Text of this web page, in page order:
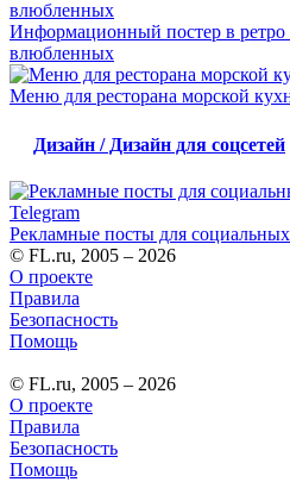
Информационный постер в ретро
влюбленных
Меню для ресторана морской
Дизайн / Дизайн для соцсетей
Рекламные посты для
© FL.ru, 2005 – 2026
О проекте
Правила
Безопасность
Помощь
© FL.ru, 2005 – 2026
О проекте
Правила
Безопасность
Помощь